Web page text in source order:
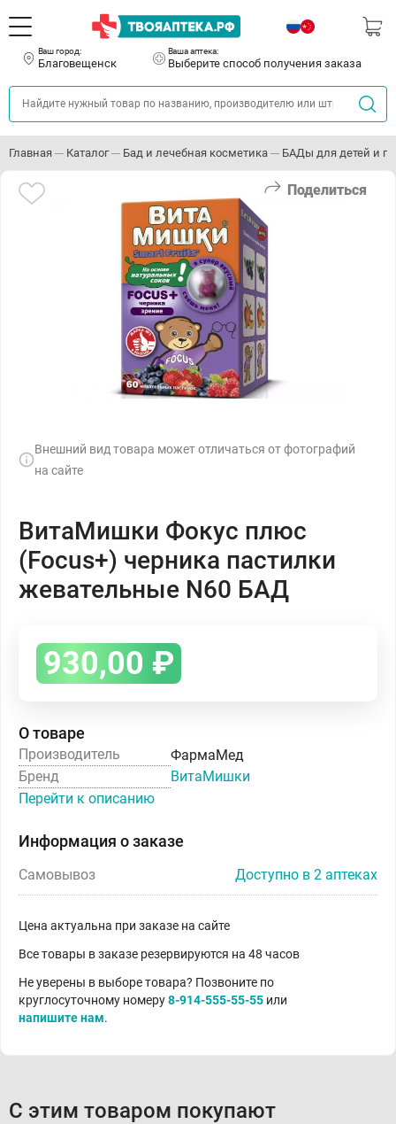
Ваш город:
Благовещенск
Ваша аптека:
Выберите способ получения заказа
Главная Каталог Бад и лечебная косметика БАДы для детей и
Поделиться
Внешний вид товара может отличаться от фотографий
на сайте
ВитаМишки Фокус плюс
(Focus+) черника пастилки
жевательные N60 БАД
930,00 ₽
О товаре
Производитель
ФармаМед
Бренд
ВитаМишки
Перейти к описанию
Информация о заказе
Самовывоз Доступно в 2 аптеках
Цена актуальна при заказе на сайте
Все товары в заказе резервируются на 48 часов
Не уверены в выборе товара? Позвоните по
круглосуточному номеру8-914-555-55-55 или
напишите нам.
С этим товаром покупают